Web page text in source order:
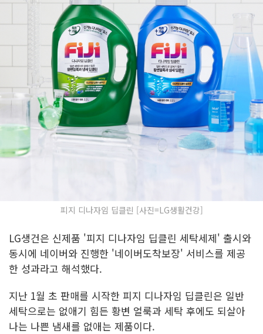
피지 디나자임 딥클린 [사진=LG생활건강]
LG생건은 신제품 '피지 디나자임 딥클린 세탁세제' 출시와
동시에 네이버와 진행한 '네이버도착보장' 서비스를 제공
한 성과라고 해석했다.
지난 1월 초 판매를 시작한 피지 디나자임 딥클린은 일반
세탁으로는 없애기 힘든 황변 얼룩과 세탁 후에도 되살아
나는 나쁜 냄새를 없애는 제품이다.